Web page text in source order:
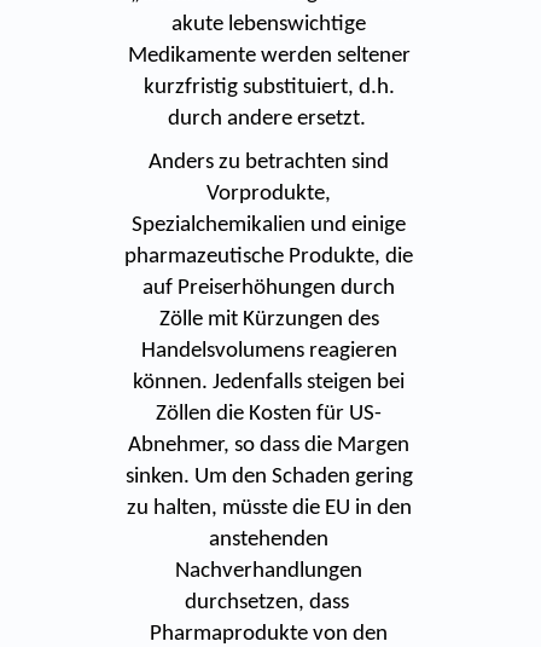
akute lebenswichtige
Medikamente werden seltener
kurzfristig substituiert, d.h.
durch andere ersetzt.
Anders zu betrachten sind
Vorprodukte,
Spezialchemikalien und einige
pharmazeutische Produkte, die
auf Preiserhöhungen durch
Zölle mit Kürzungen des
Handelsvolumens reagieren
können. Jedenfalls steigen bei
Zöllen die Kosten für US-
Abnehmer, so dass die Margen
sinken. Um den Schaden gering
zu halten, müsste die EU in den
anstehenden
Nachverhandlungen
durchsetzen, dass
Pharmaprodukte von den